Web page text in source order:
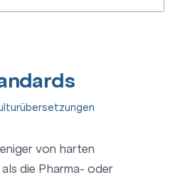
von harten
die Pharma- oder